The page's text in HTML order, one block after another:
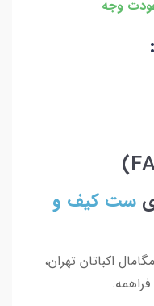
ست کیف و
اکباتان تهران،